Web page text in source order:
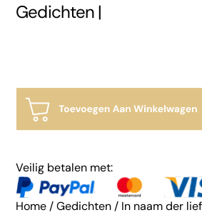
Home/Gedichten/ In naam der
Gedichten |
Veilig betalen met: